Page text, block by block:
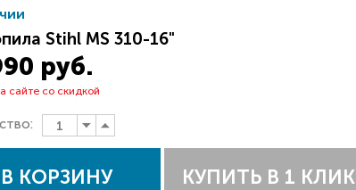
Stihl MS 310-16"
руб.
сайте со скидкой
В КОРЗИНУ КУПИТЬ В 1 КЛИК